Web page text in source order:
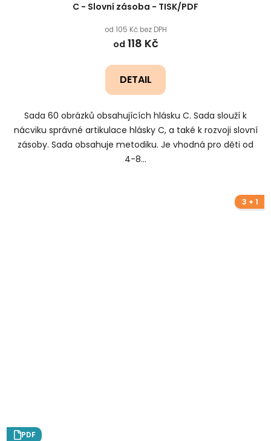
C - Slovní zásoba - TISK/PDF
od 105 Kč bez DPH
od 118 Kč
DETAIL
Sada 60 obrázků obsahujících hlásku C. Sada slouží k
nácviku správné artikulace hlásky C, a také k rozvoji slovní
zásoby. Sada obsahuje metodiku. Je vhodná pro děti od
4-8...
3 + 1
PDF